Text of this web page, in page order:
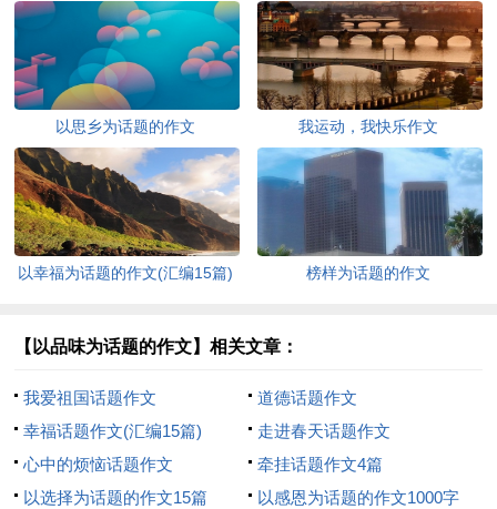
以思乡为话题的作文 我运动，我快乐作文
以幸福为话题的作文(汇编15篇) 榜样为话题的作文
【以品味为话题的作文】相关文章：
我爱祖国话题作文
道德话题作文
幸福话题作文(汇编15篇)
走进春天话题作文
心中的烦恼话题作文
牵挂话题作文4篇
以选择为话题的作文15篇
以感恩为话题的作文1000字